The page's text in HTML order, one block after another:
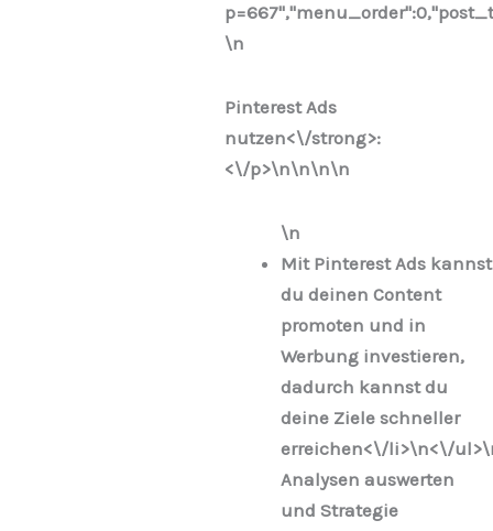
\n
Pinterest Ads
nutzen<\/strong>:
<\/p>\n\n\n\n
\n
Mit Pinterest Ads kannst
du deinen Content
promoten und in
Werbung investieren,
dadurch kannst du
deine Ziele schneller
erreichen<\/li>\n<\/
Analysen auswerten
und Strategie